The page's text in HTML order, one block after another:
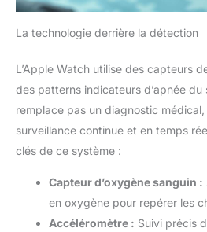
La technologie derrière la détection
L’Apple Watch utilise des capteurs
des patterns indicateurs d’apnée du
remplace pas un diagnostic
surveillance continue et en temps
clés de ce système :
Capteur d’oxygène sanguin :
en oxygène pour repérer les
Accéléromètre : Suivi précis